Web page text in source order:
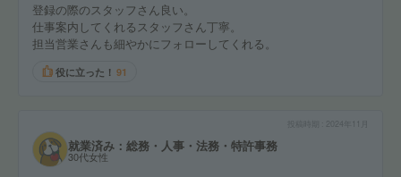
登録の際のスタッフさん良い。
仕事案内してくれるスタッフさん丁寧。
担当営業さんも細やかにフォローしてくれる。
役に立った！ 91
2024年11月
就業済み：総務・人事・法務・特許事務
30代女性